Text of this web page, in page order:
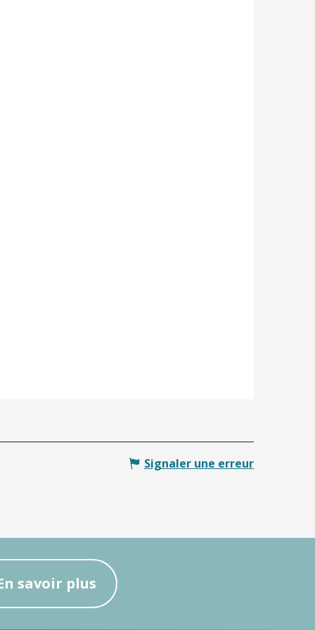
Signaler une erreur
savoir plus